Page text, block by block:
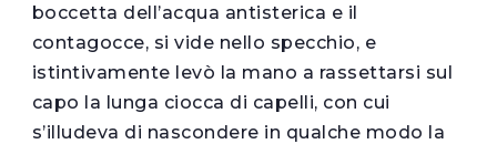
boccetta dell’acqua antisterica e il
contagocce, si vide nello specchio, e
istintivamente levò la mano a rassettarsi sul
capo la lunga ciocca di capelli, con cui
s’illudeva di nascondere in qualche modo la